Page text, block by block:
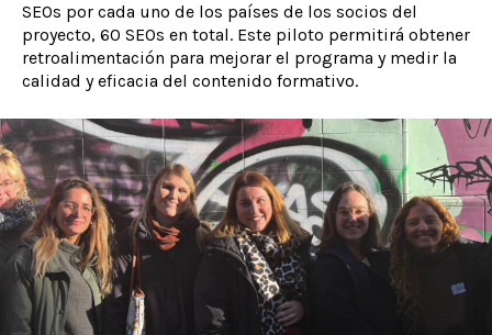
SEOs por cada uno de los países de los socios del
proyecto, 60 SEOs en total. Este piloto permitirá obtener
retroalimentación para mejorar el programa y medir la
calidad y eficacia del contenido formativo.